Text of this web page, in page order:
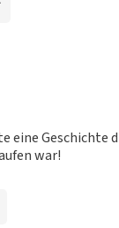
eine Geschichte
war!